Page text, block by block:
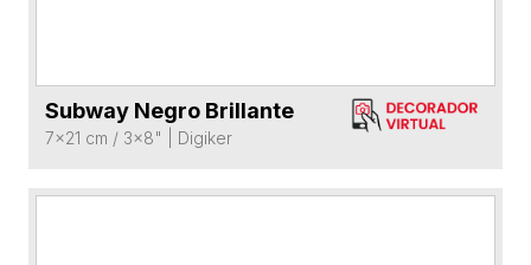
VER FICHA DEL PRODUCTO
Subway Negro Brillante
7x21 cm / 3x8" Digiker